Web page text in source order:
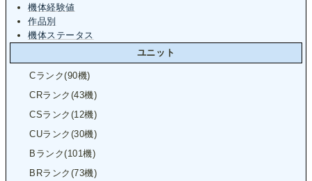
機体経験値
作品別
機体ステータス
ユニット
Cランク(90機)
CRランク(43機)
CSランク(12機)
CUランク(30機)
Bランク(101機)
BRランク(73機)